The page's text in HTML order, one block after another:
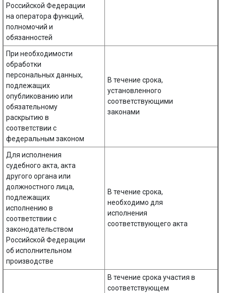
Российской Федерации
на оператора функций,
полномочий и
обязанностей
При необходимости
обработки
персональных данных,
подлежащих
опубликованию или
обязательному
раскрытию в
соответствии с
федеральным законом
В течение срока,
установленного
соответствующими
законами
Для исполнения
судебного акта, акта
другого органа или
должностного лица,
подлежащих
исполнению в
соответствии с
законодательством
Российской Федерации
об исполнительном
производстве
В течение срока,
необходимо для
исполнения
соответствующего акта
В течение срока участия в
соответствующем